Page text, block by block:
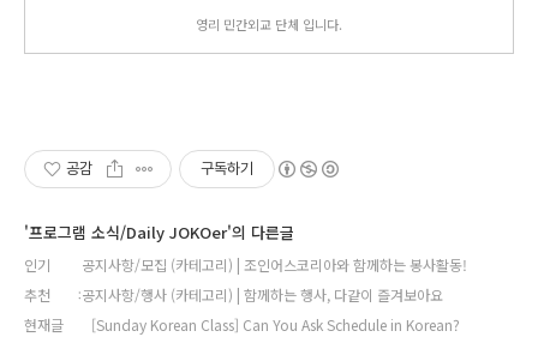
영리 민간외교 단체 입니다.
공감 구독하기
'프로그램 소식/Daily JOKOer'의 다른글
인기
공지사항/모집 (카테고리) | 조인어스코리아와 함께하는 봉사활동!
추천
공지사항/행사 (카테고리) | 함께하는 행사, 다같이 즐겨보아요
현재글
[Sunday Korean Class] Can You Ask Schedule in Korean?